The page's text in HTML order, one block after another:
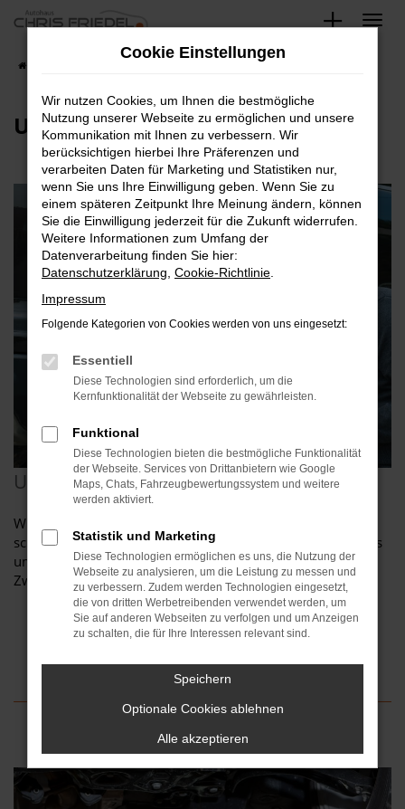
Zum
springen
Unfallschaden-Management
Unfallschaden-Management
Wir bieten Ihnen ein komplettes Schadenmanagement mit
schneller Unfallinstandsetzung. Ebenfalls kümmern wir uns
um die Verischerungsabrechnung und sichern in der
Zwischenzeit Ihre Mobilität.
Das könnte Sie auch interessieren
Cookie Einstellungen
Wir nutzen Cookies, um Ihnen die bestmögliche
Nutzung unserer Webseite zu ermöglichen und unsere
Kommunikation mit Ihnen zu verbessern. Wir
berücksichtigen hierbei Ihre Präferenzen und
verarbeiten Daten für Marketing und Statistiken nur,
wenn Sie uns Ihre Einwilligung geben. Wenn Sie zu
einem späteren Zeitpunkt Ihre Meinung ändern, können
Sie die Einwilligung jederzeit für die Zukunft widerrufen.
Weitere Informationen zum Umfang der
Datenverarbeitung finden Sie hier:
Datenschutzerklärung Cookie-Richtlinie
Impressum
Folgende Kategorien von Cookies werden von uns eingesetzt:
Essentiell
Diese Technologien sind erforderlich, um die
Kernfunktionalität der Webseite zu gewährleisten.
Funktional
Diese Technologien bieten die bestmögliche Funktionalität
der Webseite. Services von Drittanbietern wie Google
Maps, Chats, Fahrzeugbewertungssystem und weitere
werden aktiviert.
Statistik und Marketing
Diese Technologien ermöglichen es uns, die Nutzung der
Webseite zu analysieren, um die Leistung zu messen und
zu verbessern. Zudem werden Technologien eingesetzt,
die von dritten Werbetreibenden verwendet werden, um
Sie auf anderen Webseiten zu verfolgen und um Anzeigen
zu schalten, die für Ihre Interessen relevant sind.
Speichern
Optionale Cookies ablehnen
Alle akzeptieren